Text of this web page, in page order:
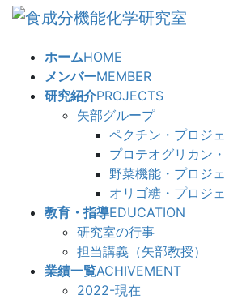
ホームHOME
メンバーMEMBER
研究紹介PROJECTS
矢部グループ
ペクチン・プロジ
プロテオグリカン
野菜機能・プロジ
オリゴ糖・プロジ
教育・指導EDUCATION
研究室の行事
担当講義（矢部教授）
業績一覧ACHIVEMENT
2022-現在